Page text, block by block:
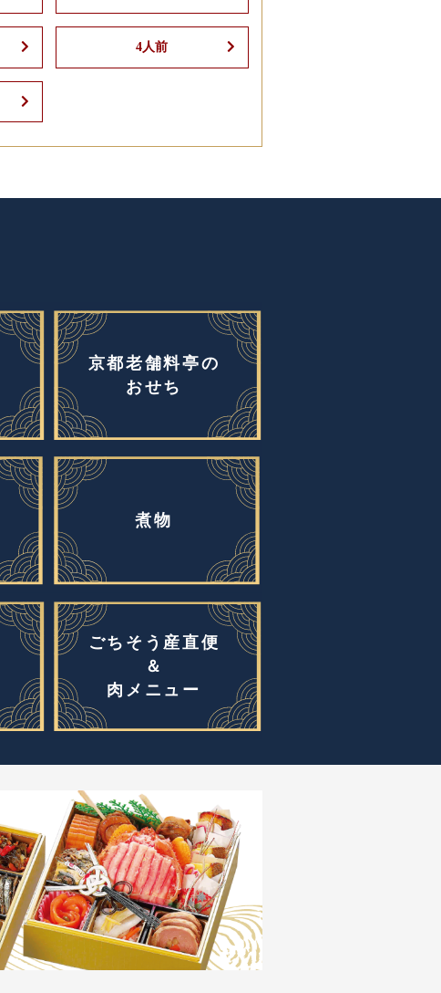
4人前
京都老舗料亭の
おせち
煮物
ごちそう産直便
＆
肉メニュー